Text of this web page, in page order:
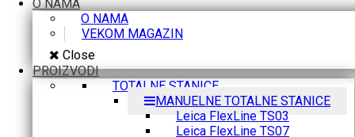
O NAMA
O NAMA
VEKOM MAGAZIN
Close
PROIZVODI
TOTALNE STANICE
MANUELNE TOTALNE STANICE
Leica FlexLine TS03
Leica FlexLine TS07